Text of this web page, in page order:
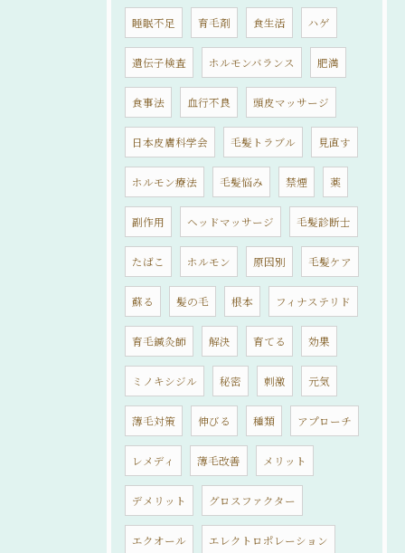
睡眠不足 育毛剤 食生活 ハゲ
遺伝子検査 ホルモンバランス 肥満
食事法 血行不良 頭皮マッサージ
日本皮膚科学会 毛髪トラブル 見直す
ホルモン療法 毛髪悩み 禁煙 薬
副作用 ヘッドマッサージ 毛髪診断士
たばこ ホルモン 原因別 毛髪ケア
蘇る 髪の毛 根本 フィナステリド
育毛鍼灸師 解決 育てる 効果
ミノキシジル 秘密 刺激 元気
薄毛対策 伸びる 種類 アプローチ
レメディ 薄毛改善 メリット
デメリット グロスファクター
エクオール エレクトロポレーション